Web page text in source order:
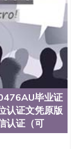
确认好转成
认再付余
）。 三、
学位认证，
员证明
3、留信网
四、办理
、交流学
学院、健康
人文学院、
排名在全美
升中。纽
。学校的
毕业证
认证文凭原版
认证（可